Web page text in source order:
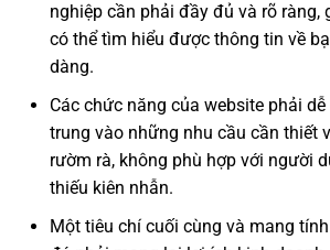
nghiệp cần phải đầy đủ và rõ ràng,
có thể tìm hiểu được thông tin về
dàng.
Các chức năng của website phải
trung vào những nhu cầu cần thiết
rườm rà, không phù hợp với người
thiếu kiên nhẫn.
Một tiêu chí cuối cùng và mang